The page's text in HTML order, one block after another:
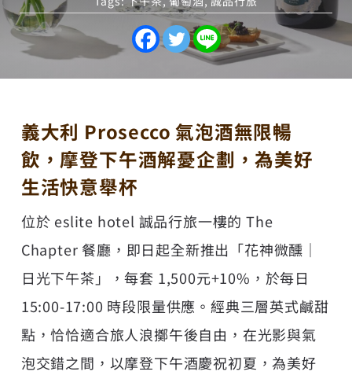
義大利 Prosecco 氣泡酒無限暢
飲，摩登下午酒解憂企劃，為美好
生活快意舉杯
位於 eslite hotel 誠品行旅一樓的 The
Chapter 餐廳，即日起全新推出「花神微醺｜
日光下午茶」，每套 1,500元+10%，於每日
15:00-17:00 時段限量供應。經典三層英式鹹甜
點，恰恰適合旅人浪擲午後自由，在光影與氣
泡交錯之間，以摩登下午酒慶祝初夏，為美好